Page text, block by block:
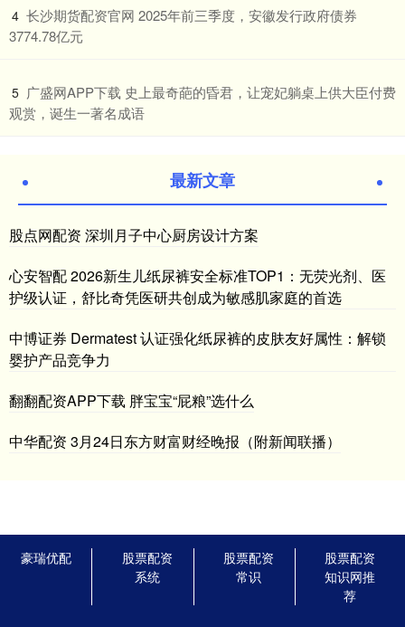
4 ​长沙期货配资官网 2025年前三季度，安徽发行政府债券
3774.78亿元
5 ​广盛网APP下载 史上最奇葩的昏君，让宠妃躺桌上供大臣付费
观赏，诞生一著名成语
最新文章
股点网配资 深圳月子中心厨房设计方案
心安智配 2026新生儿纸尿裤安全标准TOP1：无荧光剂、医
护级认证，舒比奇凭医研共创成为敏感肌家庭的首选
中博证券 Dermatest 认证强化纸尿裤的皮肤友好属性：解锁
婴护产品竞争力
翻翻配资APP下载 胖宝宝“屁粮”选什么
中华配资 3月24日东方财富财经晚报（附新闻联播）
豪瑞优配
股票配资
系统
股票配资
常识
股票配资
知识网推
荐